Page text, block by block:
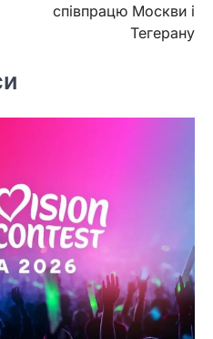
співпрацю Москви і
Тегерану